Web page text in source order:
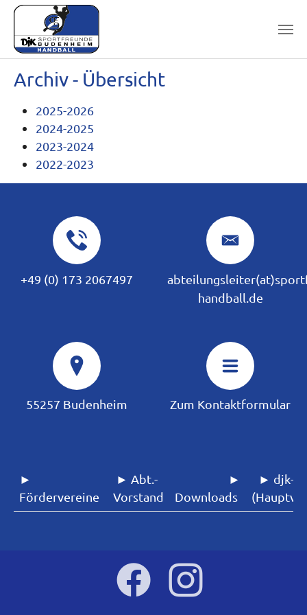
Archiv - Übersicht
2025-2026
2024-2025
2023-2024
2022-2023
+49 (0) 173 2067497
handball.de
55257 Budenheim Zum Kontaktformular
►
Fördervereine
► Abt.-
Vorstand
►
Downloads
► djk-